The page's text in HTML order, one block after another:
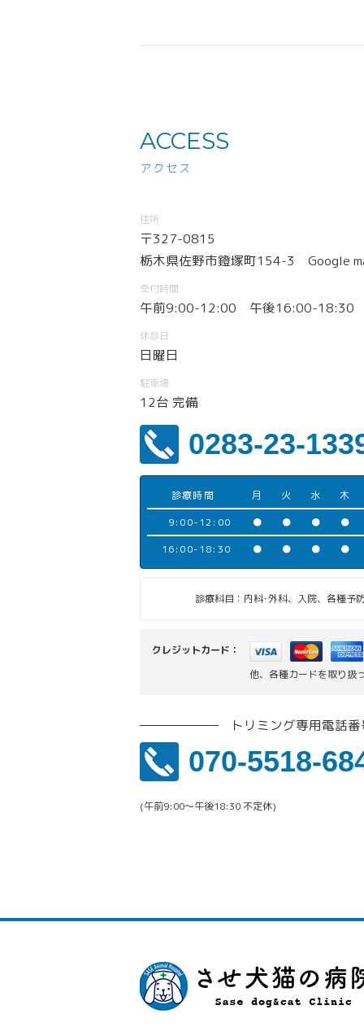
ACCESS
アクセス
住所
〒327-0815
栃木県佐野市鐙塚町154-3 Google
受付時間
午前9:00-12:00 午後16:00-18:30
休診日
日曜日
駐車場
12台 完備
0283-23-
診療時間 月 火 水
木
9:00-12:00
● ● ●
●
16:00-18:30
● ● ● ●
診療科目：内科･外科、入院、各種予
クレジットカード：
他、各種カードを取り扱
トリミング専用電話
070-5518-
(午前9:00〜午後18:30 不定休)